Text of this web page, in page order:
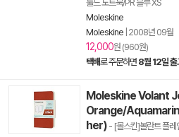
룰드 노트북/PR 블루 XS
Moleskine
Moleskine 2008년 09월
12,000원 (960원)
택배로 주문하면 8월 12일 출
Moleskine Volant
Orange/
her) - [몰스킨]볼란트 플